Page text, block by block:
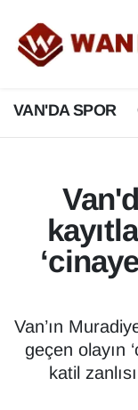
VAN'DA SPOR
Van’ın
geçen olayın
katil
3.SAYFA
ASAYİŞ
BİLİM VE
Biyografi
Bölge
Deprem
Dernekler,
Van Nöbetçi
Van Hava
Van Namaz
Van Trafik
Süper Lig
Son Dakika
Haber Arşivi